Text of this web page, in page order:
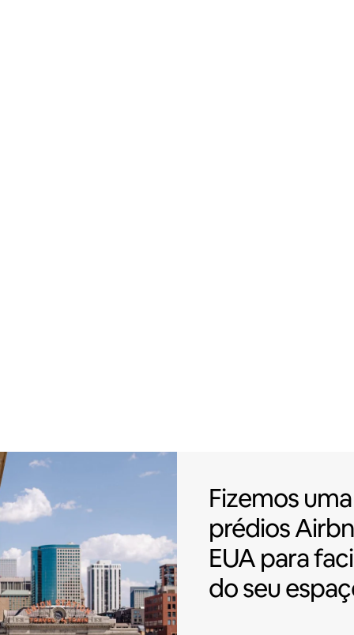
Fizemos
Fizemos
prédios
EUA para
do seu